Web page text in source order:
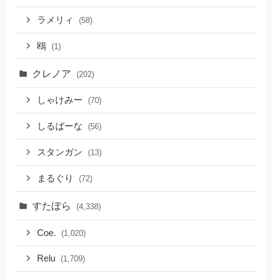
ラメリィ (58)
鴎 (1)
クレノア (202)
しゃけみー (70)
しるばーな (56)
スタンガン (13)
まるぐり (72)
すたぽら (4,338)
Coe. (1,020)
Relu (1,709)